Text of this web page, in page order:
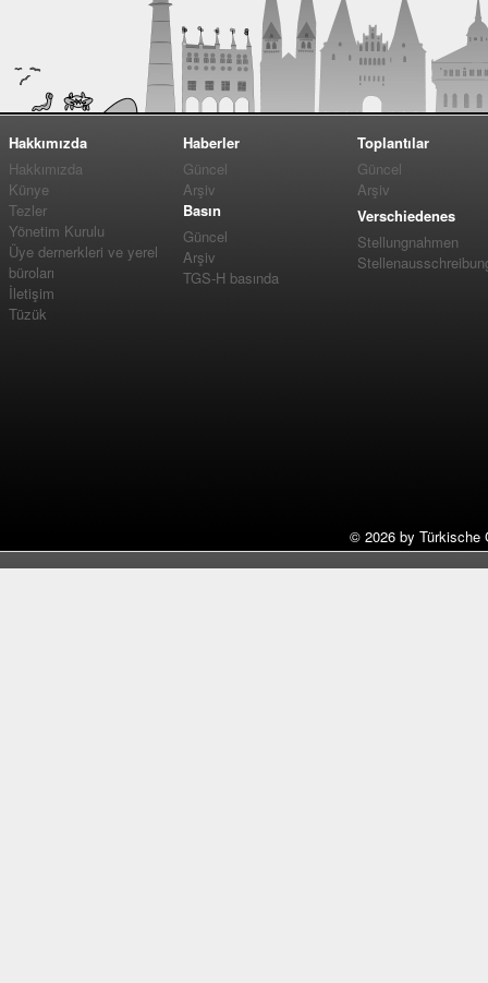
Hakkımızda
Hakkımızda
Künye
Tezler
Yönetim Kurulu
Üye dernerkleri ve yerel
büroları
İletişim
Tüzük
Haberler
Güncel
Arşiv
Basın
Güncel
Arşiv
TGS-H basında
Toplantılar
Güncel
Arşiv
Verschiedenes
Stellungnahmen
© 2026 by Türkische